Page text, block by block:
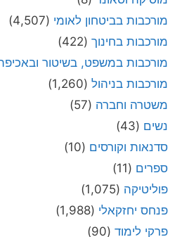
מורכבות בביטחון לאומי (4,507)
מורכבות בחינוך (422)
מורכבות במשפט, בשיטור
מורכבות בניהול (1,260)
משטרה וחברה (57)
נשים (43)
סדנאות וקורסים (10)
ספרים (11)
פוליטיקה (1,075)
פנחס יחזקאלי (1,988)
פרקי לימוד (90)